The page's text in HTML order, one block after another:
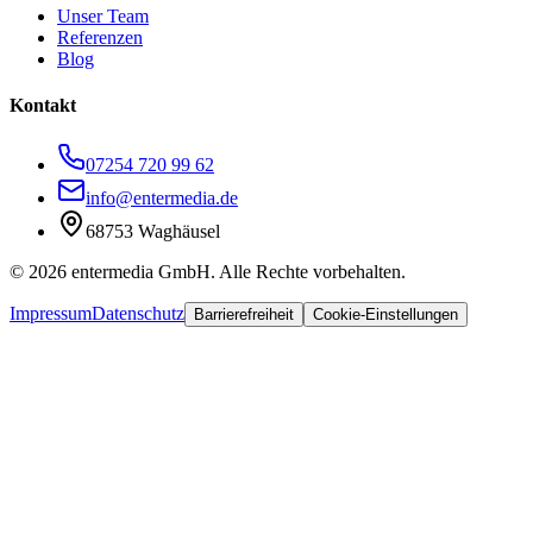
Unser Team
Referenzen
Blog
Kontakt
07254 720 99 62
info@entermedia.de
68753 Waghäusel
© 2026 entermedia GmbH. Alle Rechte vorbehalten.
ImpressumDatenschutz Barrierefreiheit Cookie-Einstellungen